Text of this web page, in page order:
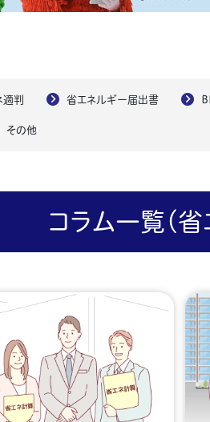
適判 省エネルギー届出書
その他
コラム一覧(